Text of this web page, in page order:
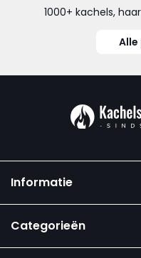
1000+ kachels,
Informatie
Categorieën